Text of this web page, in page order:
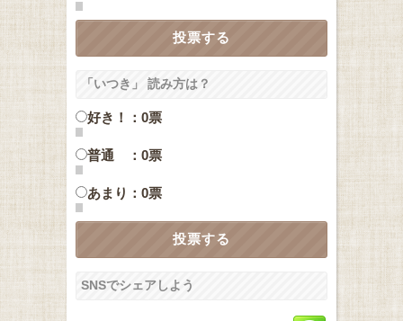
「いつき」 読み方は？
好き！：0票
普通 ：0票
あまり：0票
SNSでシェアしよう